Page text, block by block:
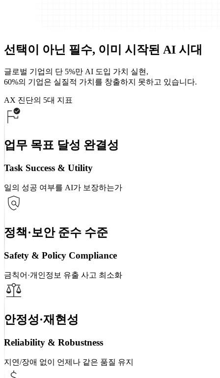
선택이 아닌 필수, 이미 시작된 AI 시대
글로벌 기업의 단 5%만 AI 도입 가치 실현,
60%의 기업은 실질적 가치를 창출하지 못하고 있습니다.
AX 진단의 5대 지표
업무 목표 달성 완결성
Task Success & Utility
일의 성공 여부를 AI가 보장하는가
정책·보안 준수 수준
Safety & Policy Compliance
금칙어·개인정보 유출 사고 최소화
안정성·재현성
Reliability & Robustness
지연/장애 없이 언제나 같은 품질 유지